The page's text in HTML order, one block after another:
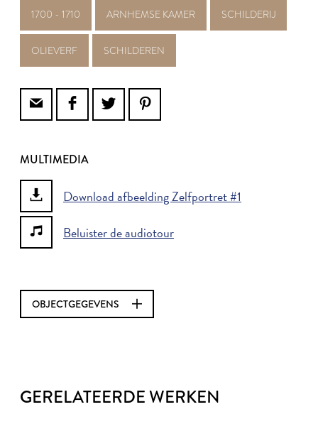
1700 - 1710 ARNHEMSE KAMER SCHILDERIJ
OLIEVERF SCHILDEREN
MULTIMEDIA
Download afbeelding Zelfportret #1
Beluister de audiotour
OBJECTGEGEVENS
GERELATEERDE WERKEN